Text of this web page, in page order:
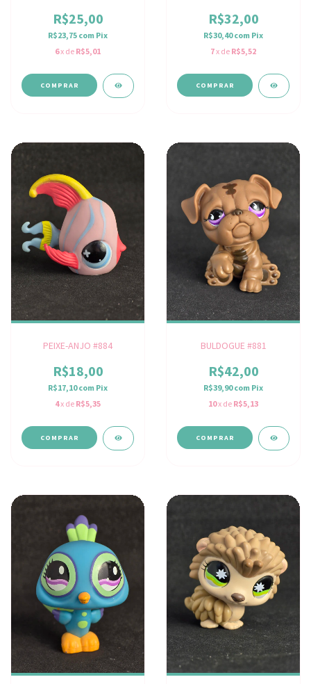
R$25,00
R$23,75 com Pix
6x de R$5,01
R$32,00
R$30,40com Pix
7x de R$5,52
PEIXE-ANJO #884
R$18,00
R$17,10com Pix
4x de R$5,35
BULDOGUE #881
R$42,00
R$39,90com Pix
10x de R$5,13